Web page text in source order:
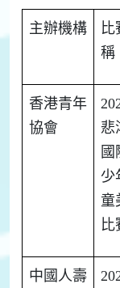
主辦機構
比
稱
香港青年
協會
悲
國
少
童
比
中國人壽